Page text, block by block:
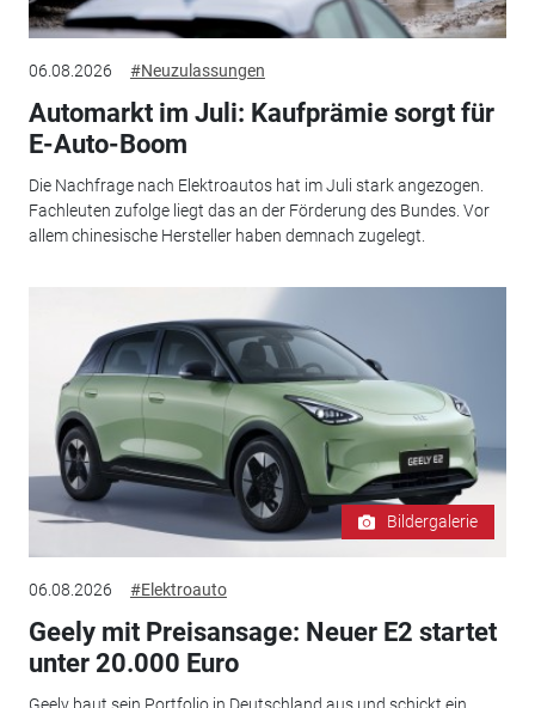
06.08.2026 #Neuzulassungen
Automarkt im Juli: Kaufprämie sorgt für
E-Auto-Boom
Die Nachfrage nach Elektroautos hat im Juli stark angezogen.
Fachleuten zufolge liegt das an der Förderung des Bundes. Vor
allem chinesische Hersteller haben demnach zugelegt.
Bildergalerie
06.08.2026 #Elektroauto
Geely mit Preisansage: Neuer E2 startet
unter 20.000 Euro
Geely baut sein Portfolio in Deutschland aus und schickt ein